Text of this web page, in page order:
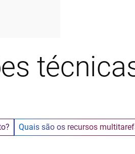
Quais são os recursos